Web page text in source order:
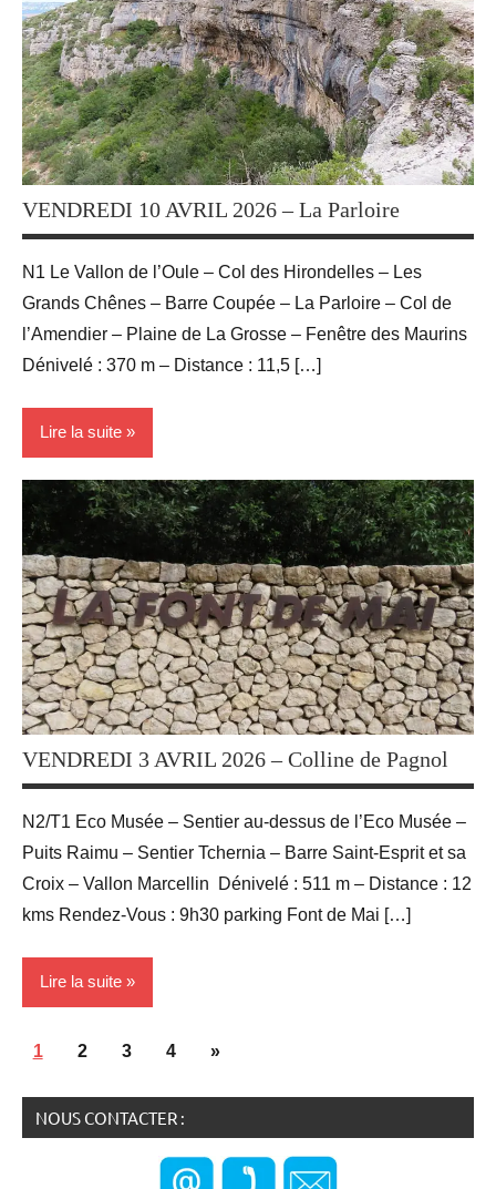
Blog
Randonnées
VENDREDI 10 AVRIL 2026 – La Parloire
N1 Le Vallon de l’Oule – Col des Hirondelles – Les
Grands Chênes – Barre Coupée – La Parloire – Col de
l’Amendier – Plaine de La Grosse – Fenêtre des Maurins
Dénivelé : 370 m – Distance : 11,5 […]
Lire la suite
Sportives
Blog
Randonnées
VENDREDI 3 AVRIL 2026 – Colline de Pagnol
N2/T1 Eco Musée – Sentier au-dessus de l’Eco Musée –
Puits Raimu – Sentier Tchernia – Barre Saint-Esprit et sa
Croix – Vallon Marcellin Dénivelé : 511 m – Distance : 12
kms Rendez-Vous : 9h30 parking Font de Mai […]
Lire la suite
Activité
Blog
Pagination
publications
1 2 3 4
Articles
»
NOUS CONTACTER :